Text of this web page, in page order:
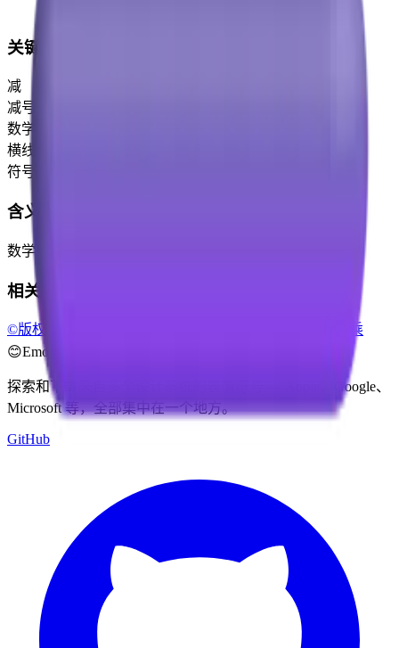
关键词
减
减号
数学
横线
符号
含义
数学中使用的大减号。
相关 Emoji
©️版权
乘
😊Emoji Directory
探索和下载来自多个设计系统的表情符号 — Apple、Google、
Microsoft 等，全部集中在一个地方。
GitHub